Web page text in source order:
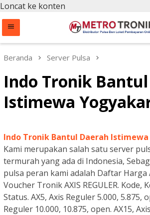
Loncat ke konten
Beranda Server Pulsa
Indo Tronik
Istimewa
Indo Tronik Bantul Daerah
Kami merupakan salah satu server
termurah yang ada di Indonesia,
pulsa peran kami adalah Daftar Harga
Voucher Tronik AXIS REGULER. Kode,
Status. AX5, Axis Reguler 5.000, 5.875,
Reguler 10.000, 10.875, open. AX15,